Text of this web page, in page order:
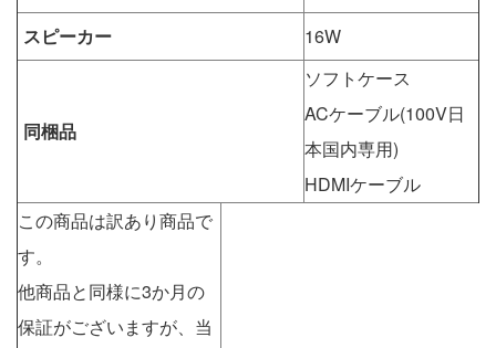
スピーカー
16W
同梱品
ソフトケース
ACケーブル(100V日
本国内専用)
HDMIケーブル
この商品は訳あり商品で
す。
他商品と同様に3か月の
保証がございますが、当